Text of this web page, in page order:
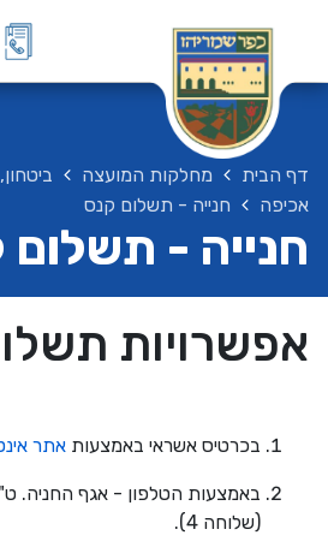
דף הבית מחלקות המועצה
אכיפה
חנייה - תשלום קנס
חנייה -
אפשרויות
בכרטיס אשראי באמצעות אתר
(שלוחה 4).